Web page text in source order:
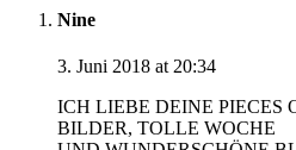
Nine
3. Juni 2018 at 20:34
ICH LIEBE DEINE PIECES
BILDER, TOLLE WOCHE